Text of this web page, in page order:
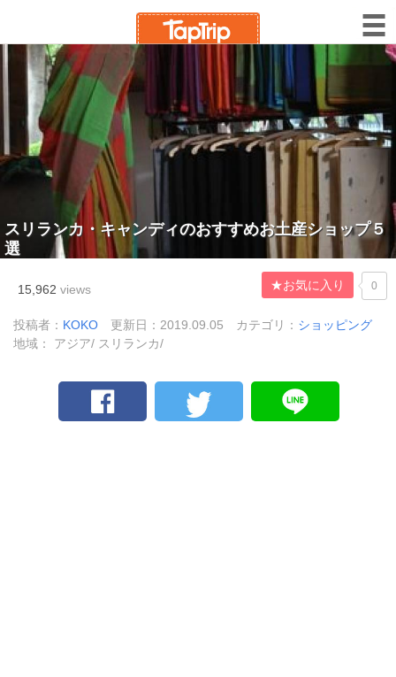
スリランカ・キャンディのおすすめお土産ショップ５
選
15,962 views ★お気に入り 0
投稿者： KOKO 更新日：2019.09.05 カテゴリ： ショッピング
地域： アジア/ スリランカ/